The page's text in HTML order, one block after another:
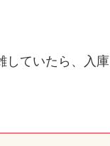
していたら、入庫